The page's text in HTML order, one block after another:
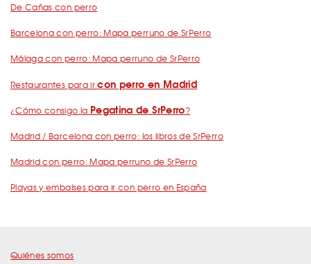
De Cañas con perro
Barcelona con perro: Mapa perruno de SrPerro
Málaga con perro: Mapa perruno de SrPerro
Restaurantes para ircon perro en Madrid
¿Cómo consigo la Pegatina de SrPerro?
Madrid / Barcelona con perro: los libros de SrPerro
Madrid con perro: Mapa perruno de SrPerro
Playas y embalses para ir con perro en España
Quiénes somos